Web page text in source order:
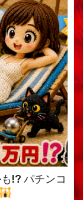
!? パチンコ